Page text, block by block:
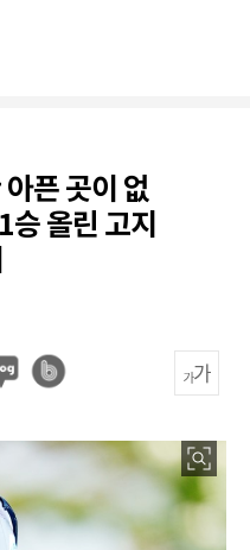
픈 곳이 없
올린 고지